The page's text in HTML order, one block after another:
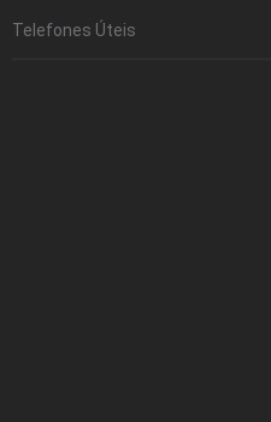
Telefones Úteis